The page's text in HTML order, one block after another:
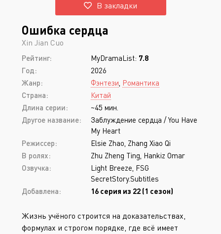
В закладки
Ошибка сердца
Xin Jian Cuo
Рейтинг: MyDramaList: 7.8
Год:
2026
Жанр:
Фэнтези Романтика
Страна:
Китай
Длина серии:
~45 мин.
Другое название:
Заблуждение сердца / You Have
My Heart
Режиссер:
Elsie Zhao, Zhang Xiao Qi
В ролях:
Zhu Zheng Ting, Hankiz Omar
Озвучка:
Light Breeze, FSG
SecretStory.Subtitles
Добавлена:
16 серия из 22 (1 сезон)
Жизнь учёного строится на доказательствах,
формулах и строгом порядке, где всё имеет